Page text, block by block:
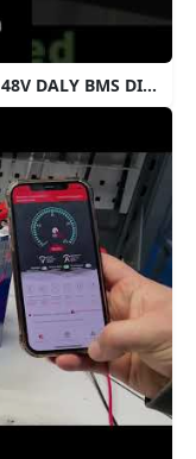
DIY kit Lifepo4 Battery 15kwh 280ah 48V DALY BMS DIY Kit#custom #battery #lithium